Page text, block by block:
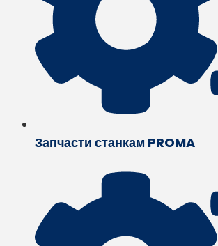
Запчасти станкам PROMA